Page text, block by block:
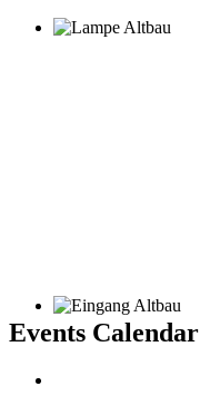
Events Calendar